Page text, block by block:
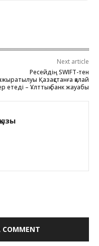
Next article
Ресейдің SWIFT-тен
Қазақстанға қалай
етеді – Ұлттық банк жауабы
COMMENT